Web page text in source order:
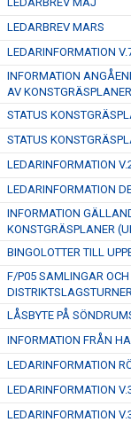
LEDARBREV MARS
LEDARINFORMATION
INFORMATION
AV KONSTGRÄSPLANER
STATUS
STATUS
LEDARINFORMATION
LEDARINFORMATION
INFORMATION
KONSTGRÄSPLANER
BINGOLOTTER TILL
F/P05 SAMLINGAR OCH
LÅSBYTE PÅ
INFORMATION FRÅN
LEDARINFORMATION
LEDARINFORMATION
LEDARINFORMATION